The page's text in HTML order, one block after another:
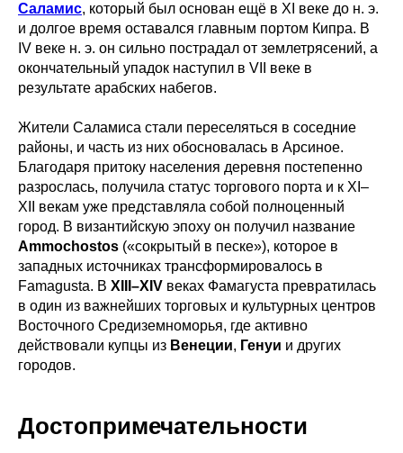
Саламис, который был основан ещё в XI веке до н. э.
и долгое время оставался главным портом Кипра. В
IV веке н. э. он сильно пострадал от землетрясений, а
окончательный упадок наступил в VII веке в
результате арабских набегов.
Жители Саламиса стали переселяться в соседние
районы, и часть из них обосновалась в Арсиное.
Благодаря притоку населения деревня постепенно
разрослась, получила статус торгового порта и к XI–
XII векам уже представляла собой полноценный
город. В византийскую эпоху он получил название
Ammochostos («сокрытый в песке»), которое в
западных источниках трансформировалось в
Famagusta. В XIII–XIV веках Фамагуста превратилась
в один из важнейших торговых и культурных центров
Восточного Средиземноморья, где активно
действовали купцы из Венеции, Генуи и других
городов.
Достопримечательности